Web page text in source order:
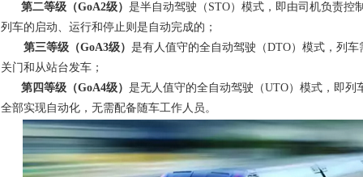
第二等级（GoA2级） 是半自动驾驶（STO）模式，即由司机负责控
列车的启动、运行和停止则是自动完成的；
第三等级（GoA3级）是有人值守的全自动驾驶（DTO）模式，列
关门和从站台发车；
第四等级（GoA4级） 是无人值守的全自动驾驶（UTO）模式，即
全部实现自动化，无需配备随车工作人员。